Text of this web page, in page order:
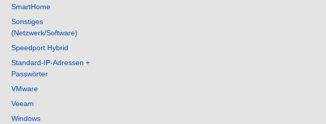
SmartHome
Sonstiges
(Netzwerk/Software)
Speedport Hybrid
Standard-IP-Adressen +
Passwörter
VMware
Veeam
Windows